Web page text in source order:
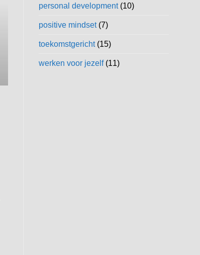
In de afgelopen decennia heeft de
personal development(10)
positive mindset(7)
toekomstgericht(15)
werken voor jezelf(11)